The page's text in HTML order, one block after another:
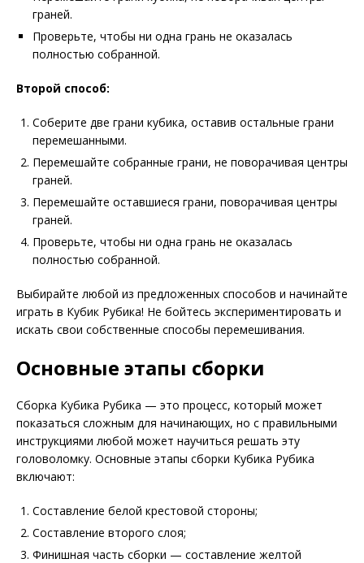
граней.
Проверьте, чтобы ни одна грань не оказалась
полностью собранной.
Второй способ:
Соберите две грани кубика, оставив остальные грани
перемешанными.
Перемешайте собранные грани, не поворачивая центры
граней.
Перемешайте оставшиеся грани, поворачивая центры
граней.
Проверьте, чтобы ни одна грань не оказалась
полностью собранной.
Выбирайте любой из предложенных способов и начинайте
играть в Кубик Рубика! Не бойтесь экспериментировать и
искать свои собственные способы перемешивания.
Основные этапы сборки
Сборка Кубика Рубика — это процесс, который может
показаться сложным для начинающих, но с правильными
инструкциями любой может научиться решать эту
головоломку. Основные этапы сборки Кубика Рубика
включают:
Составление белой крестовой стороны;
Составление второго слоя;
Финишная часть сборки — составление желтой